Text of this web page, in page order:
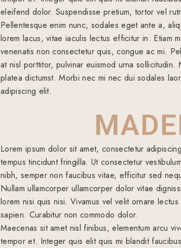
eleifend dolor. Suspendisse pretium, tortor vel
Pellentesque enim nunc, sodales eget ante a,
lorem lacus, vitae iaculis lectus efficitur in. Etiam
venenatis non consectetur quis, congue ac mi.
at nisl porttitor, pulvinar euismod urna
platea dictumst. Morbi nec mi nec dui sodales
adipiscing elit.
Lorem ipsum dolor sit amet, consectetur
tempus tincidunt fringilla. Ut consectetur
nibh, semper non faucibus vitae, efficitur sed
Nullam ullamcorper ullamcorper dolor vitae
lorem nisi quis nisi. Vivamus vel velit ornare
sapien. Curabitur non commodo dolor.
Maecenas sit amet nisl finibus, elementum arcu
tempor et. Integer quis elit quis mi blandit